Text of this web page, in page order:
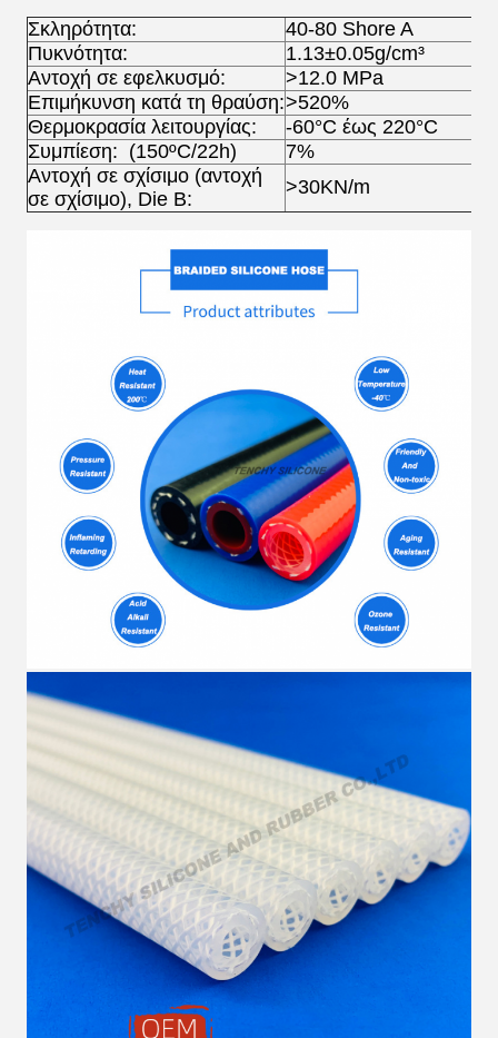
Σκληρότητα:
40-80 Shore A
Πυκνότητα:
1.13±0.05g/cm³
Αντοχή σε εφελκυσμό:
>12.0 MPa
Επιμήκυνση κατά τη θραύση:>520%
Θερμοκρασία λειτουργίας:
-60°C έως 220°C
Συμπίεση: (150ºC/22h)
7%
Αντοχή σε σχίσιμο (αντοχή
σε σχίσιμο), Die B:
>30KN/m